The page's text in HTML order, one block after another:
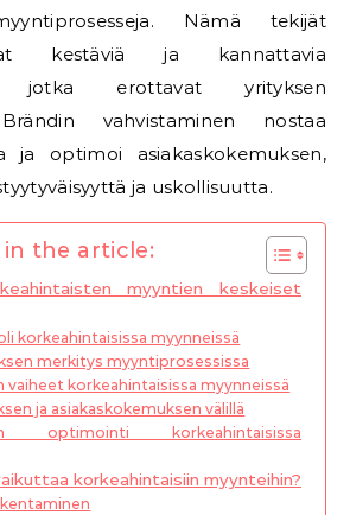
Nämä tekijät
kestäviä ja kannattavia
jotka erottavat yrityksen
vahvistaminen nostaa
ja optimoi asiakaskokemuksen,
ja uskollisuutta.
in the article:
myyntien keskeiset
korkeahintaisissa myynneissä
merkitys myyntiprosessissa
vaiheet korkeahintaisissa myynneissä
ja asiakaskokemuksen välillä
optimointi korkeahintaisissa
korkeahintaisiin myynteihin?